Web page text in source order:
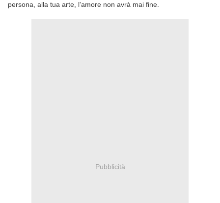
persona, alla tua arte, l'amore non avrà mai fine.
Pubblicità